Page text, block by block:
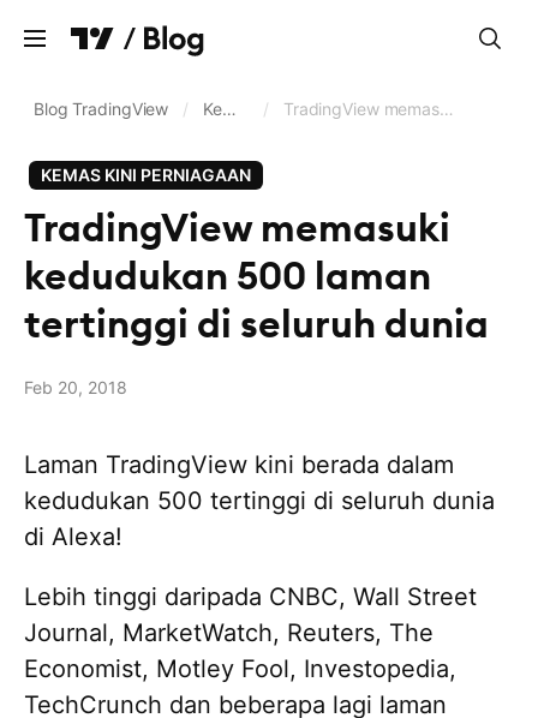
Carta
Penyaring
Dagangan & brokeraj
Suapan data & bursa
Pine Script®
Bahasa Bahasa Melayu
Pergi ke laman Blog
Blog TradingView / Kemas kini perniagaan / TradingView memasuki kedudukan 500 laman tertinggi di seluruh dunia
KEMAS KINI PERNIAGAAN
TradingView memasuki
kedudukan 500 laman
tertinggi di seluruh dunia
Feb 20, 2018
Laman TradingView kini berada dalam
kedudukan 500 tertinggi di seluruh dunia
di Alexa!
Lebih tinggi daripada CNBC, Wall Street
Journal, MarketWatch, Reuters, The
Economist, Motley Fool, Investopedia,
TechCrunch dan beberapa lagi laman